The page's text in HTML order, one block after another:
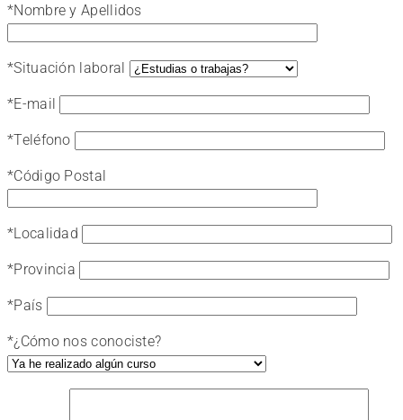
*Nombre y Apellidos
*Situación laboral
*E-mail
*Teléfono
*Código Postal
*Localidad
*Provincia
*País
*¿Cómo nos conociste?